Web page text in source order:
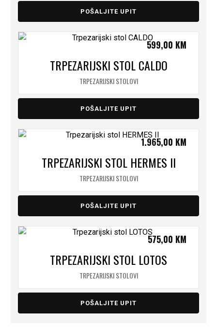
POŠALJITE UPIT
TRPEZARIJSKI STOL CALDO
TRPEZARIJSKI STOLOVI
599,00 KM
POŠALJITE UPIT
TRPEZARIJSKI STOL HERMES II
TRPEZARIJSKI STOLOVI
1.965,00 KM
POŠALJITE UPIT
TRPEZARIJSKI STOL LOTOS
TRPEZARIJSKI STOLOVI
575,00 KM
POŠALJITE UPIT